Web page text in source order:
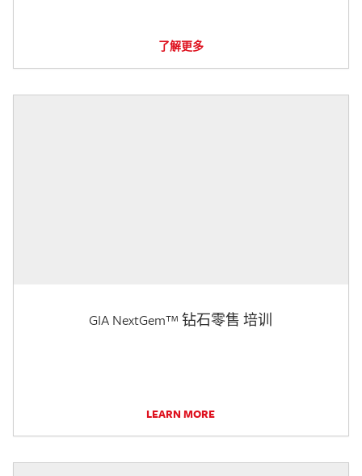
了解更多
GIA NextGem™ 钻石零售 培训
LEARN MORE